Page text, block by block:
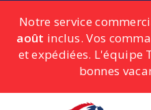
Notre service
août inclus. Vos
et expédiées. L'équipe
bonnes